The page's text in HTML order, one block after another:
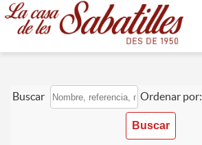
Buscar Ordenar por: